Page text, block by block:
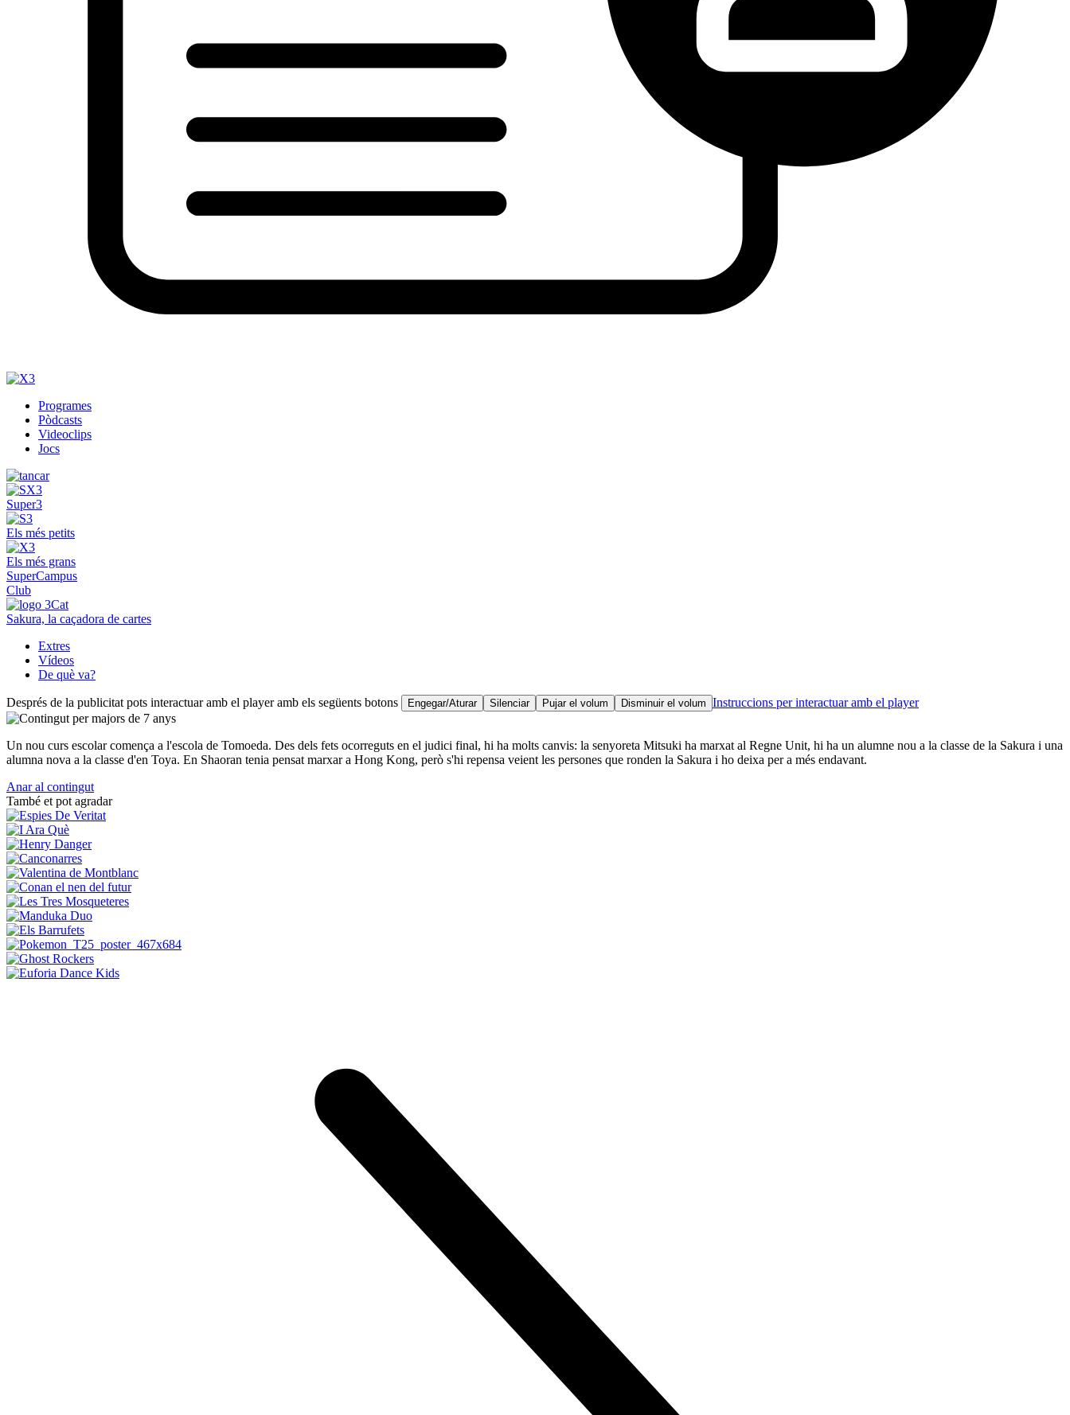
Programes
Pòdcasts
Videoclips
Jocs
Super3
Els més petits
Els més grans
SuperCampus
Club
Sakura, la caçadora de cartes
Extres
Vídeos
De què va?
Després de la publicitat pots interactuar amb el player amb els següents botons Engegar/Aturar Silenciar Pujar el volum Disminuir el volum Instruccions per interactuar amb el player
Un nou curs escolar comença a l'escola de Tomoeda. Des dels fets ocorreguts en el judici final, hi ha molts canvis: la senyoreta Mitsuki ha marxat al Regne Unit, hi ha un alumne nou a la classe de la Sakura i una
alumna nova a la classe d'en Toya. En Shaoran tenia pensat marxar a Hong Kong, però s'hi repensa veient les persones que ronden la Sakura i ho deixa per a més endavant.
Anar al contingut
També et pot agradar